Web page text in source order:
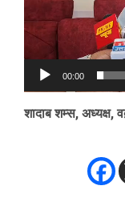
00:00
शादाब शम्स, अध्यक्ष,